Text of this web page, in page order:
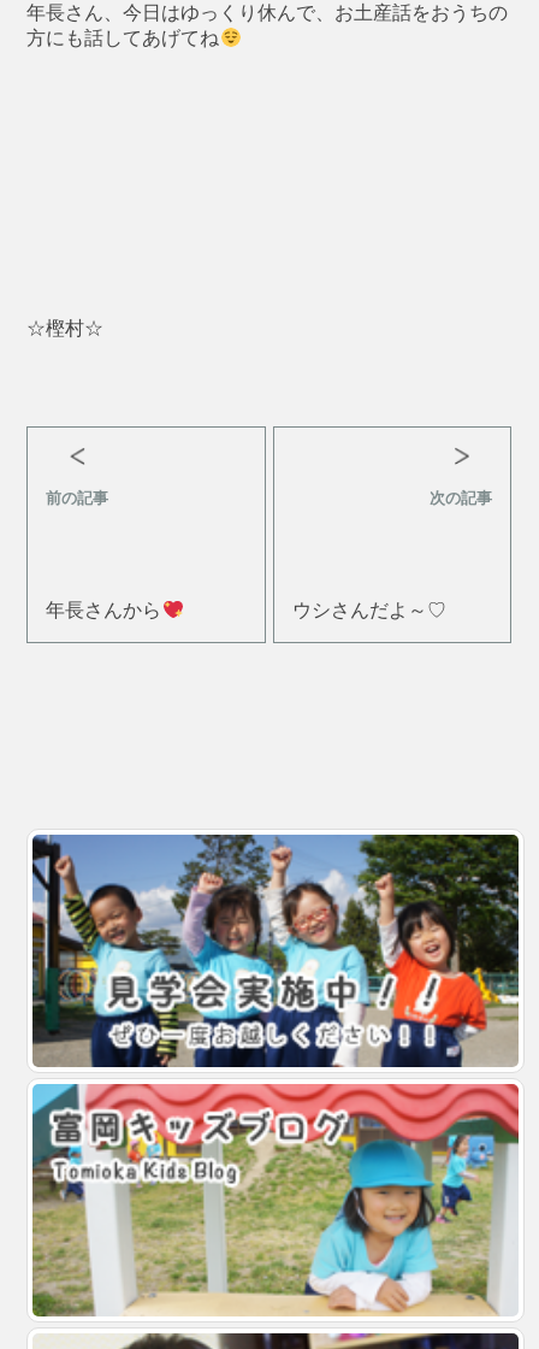
年長さん、今日はゆっくり休んで、お土産話をおうちの
方にも話してあげてね
☆樫村☆
前の記事
年長さんから
次の記事
ウシさんだよ～♡